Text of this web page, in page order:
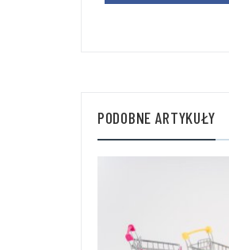
PODOBNE ARTYKUŁY